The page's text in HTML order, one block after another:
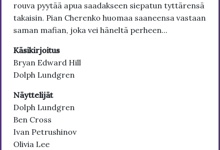
rouva pyytää apua saadakseen siepatun tyttärensä
takaisin. Pian Cherenko huomaa saaneensa vastaan
saman mafian, joka vei häneltä perheen...
Käsikirjoitus
Bryan Edward Hill
Dolph Lundgren
Näyttelijät
Dolph Lundgren
Ben Cross
Ivan Petrushinov
Olivia Lee